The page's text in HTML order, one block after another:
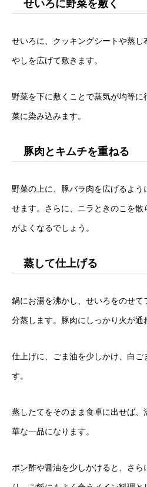
せいろに野菜を敷く
せいろに、クッキングシートや蒸し
やしを広げて敷きます。
野菜を下に敷くことで蒸気が均等
菜に染み込みます。
豚肉とキムチを重ねる
野菜の上に、豚バラ肉を広げるよ
せます。さらに、ニラときのこを散
がよくなるでしょう。
蒸して仕上げる
鍋にお湯を沸かし、せいろをのせ
分蒸します。豚肉にしっかり火が通
仕上げに、ごま油を少しかけ、白ご
す。
蒸したてをそのまま食卓に出せば
華な一品になります。
ポン酢や醤油を少しかけると、さ